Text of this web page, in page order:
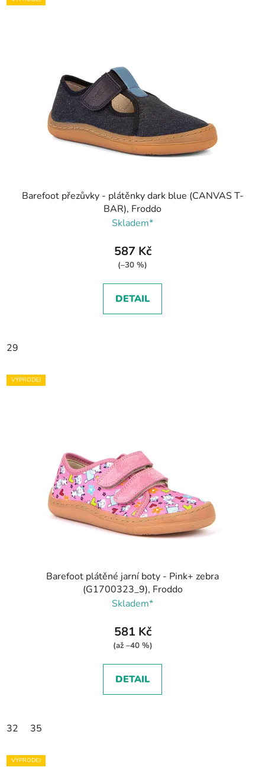
Barefoot přezůvky - plátěnky dark blue (CANVAS T-
BAR), Froddo
Skladem*
587 Kč
(–30 %)
DETAIL
29
VÝPRODEJ
Barefoot plátěné jarní boty - Pink+ zebra
(G1700323_9), Froddo
Skladem*
581 Kč
(až –40 %)
DETAIL
32 35
VÝPRODEJ